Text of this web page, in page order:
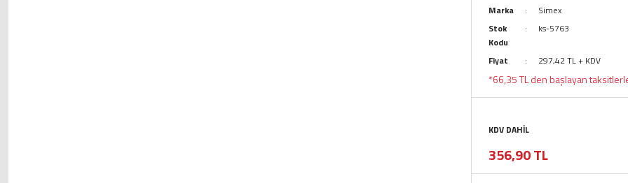
Marka
Simex
Stok
Kodu
ks-5763
Fiyat 297,42 TL + KDV
*66,35 TL den başlayan
KDV DAHİL
356,90 TL